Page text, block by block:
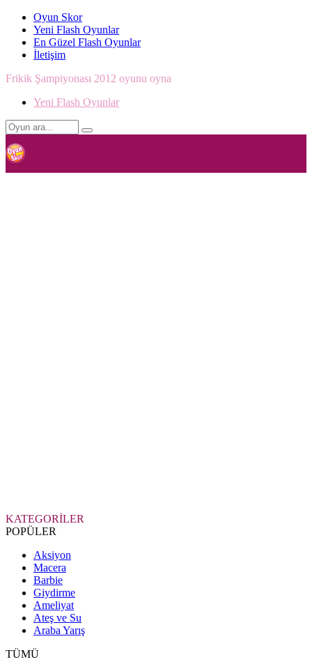
Oyun Skor
Yeni Flash Oyunlar
En Güzel Flash Oyunlar
İletişim
Frikik Şampiyonası 2012 oyunu oyna
Yeni Flash Oyunlar
KATEGORİLER
POPÜLER
Aksiyon
Macera
Barbie
Giydirme
Ameliyat
Ateş ve Su
Araba Yarış
TÜMÜ